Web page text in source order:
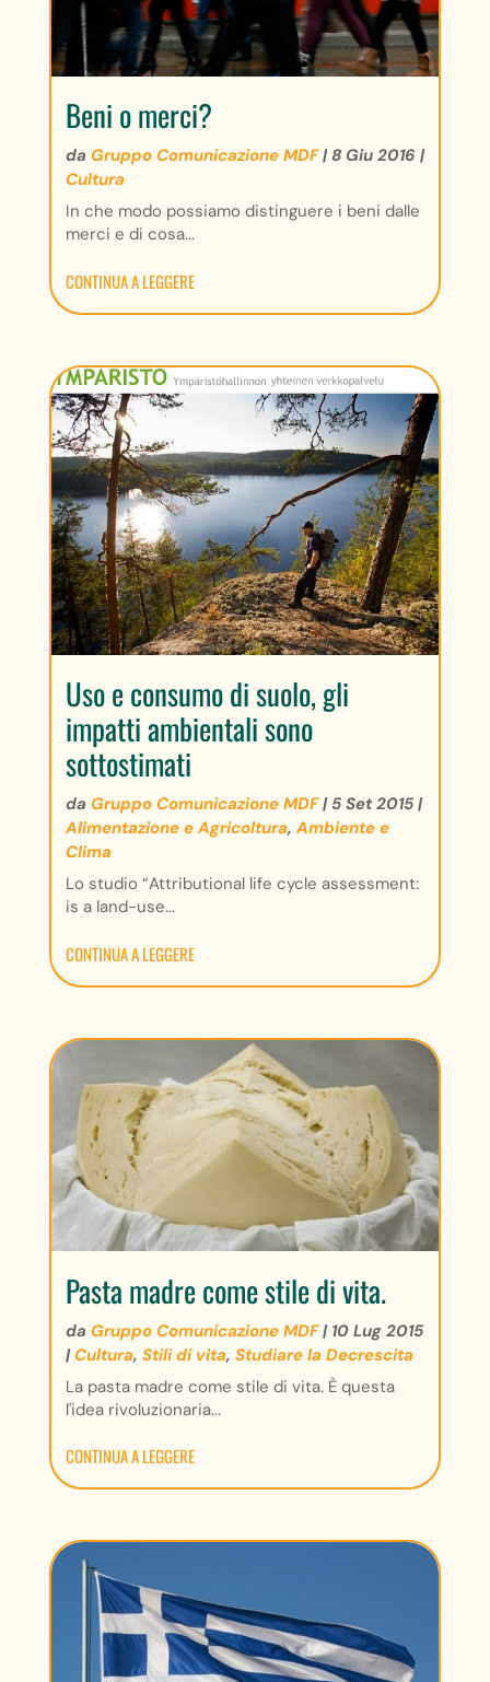
Beni o merci?
da Gruppo Comunicazione MDF|8 Giu 2016 |
Cultura
In che modo possiamo distinguere i beni dalle
merci e di cosa...
CONTINUA A LEGGERE
Uso e consumo di suolo, gli
impatti ambientali sono
sottostimati
da Gruppo Comunicazione MDF| 5 Set 2015|
Alimentazione e Agricoltura, Ambiente e
Clima
Lo studio “Attributional life cycle assessment:
is a land-use...
CONTINUA A LEGGERE
Pasta madre come stile di vita.
da Gruppo Comunicazione MDF| 10 Lug 2015
| Cultura, Stili di vita, Studiare la Decrescita
La pasta madre come stile di vita. È questa
l'idea rivoluzionaria...
CONTINUA A LEGGERE